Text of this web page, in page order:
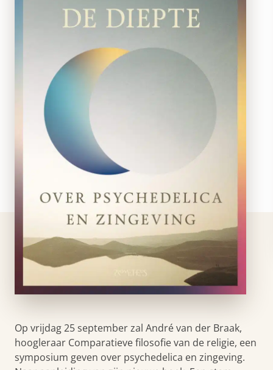
Op vrijdag 25 september zal André van der Braak,
hoogleraar Comparatieve filosofie van de religie, een
symposium geven over psychedelica en zingeving.